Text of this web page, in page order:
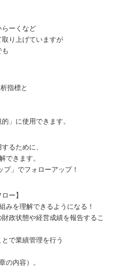
らーくなど
り上げていますが
指標と
」に使用できます。
るために、
できます。
プ」でフォローアップ！
ー】
みを理解できるようになる！
政状態や経営成績を報告するこ
で業績管理を行う
の内容）。